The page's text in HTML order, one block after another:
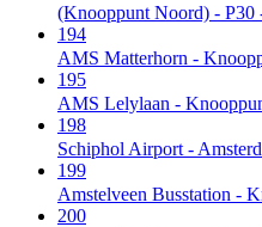
(Knooppunt Noord) - P30
194
AMS Matterhorn -
195
AMS Lelylaan -
198
Schiphol Airport -
199
Amstelveen Busstation -
200